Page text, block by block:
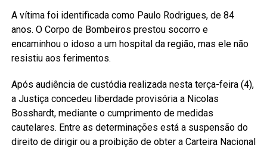
A vítima foi identificada como Paulo Rodrigues, de 84
anos. O Corpo de Bombeiros prestou socorro e
encaminhou o idoso a um hospital da região, mas ele não
resistiu aos ferimentos.
Após audiência de custódia realizada nesta terça-feira (4),
a Justiça concedeu liberdade provisória a Nicolas
Bosshardt, mediante o cumprimento de medidas
cautelares. Entre as determinações está a suspensão do
direito de dirigir ou a proibição de obter a Carteira Nacional